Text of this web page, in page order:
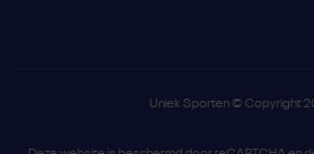
Uniek Sporten © Copyright